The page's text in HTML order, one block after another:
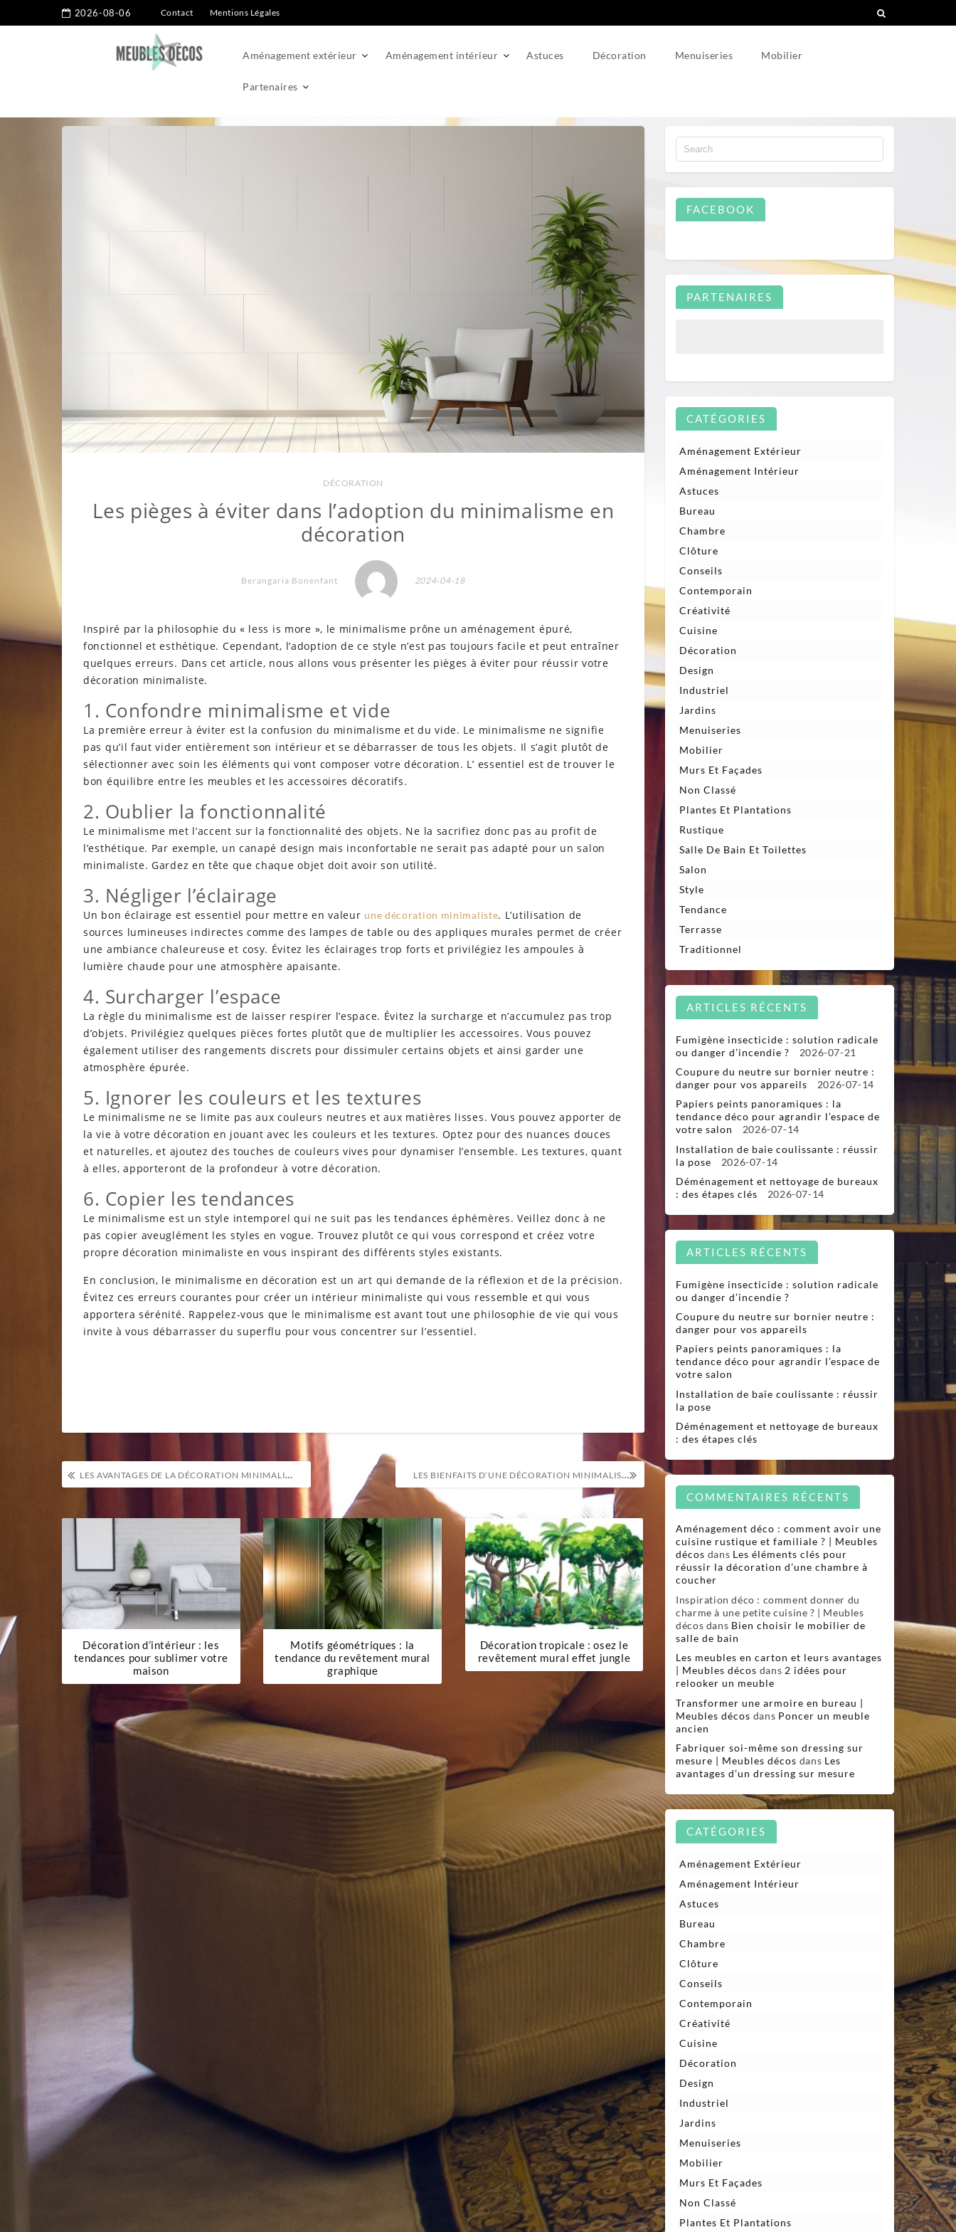
2026-08-06 Contact Mentions Légales
Aménagement extérieur Aménagement intérieur Astuces Décoration Menuiseries Mobilier
Partenaires
DÉCORATION
Les pièges à éviter dans l’adoption du minimalisme en
décoration
Berangaria Bonenfant 2024-04-18
Inspiré par la philosophie du « less is more », le minimalisme prône un aménagement épuré,
fonctionnel et esthétique. Cependant, l’adoption de ce style n’est pas toujours facile et peut entraîner
quelques erreurs. Dans cet article, nous allons vous présenter les pièges à éviter pour réussir votre
décoration minimaliste.
1. Confondre minimalisme et vide
La première erreur à éviter est la confusion du minimalisme et du vide. Le minimalisme ne signifie
pas qu’il faut vider entièrement son intérieur et se débarrasser de tous les objets. Il s’agit plutôt de
sélectionner avec soin les éléments qui vont composer votre décoration. L’ essentiel est de trouver le
bon équilibre entre les meubles et les accessoires décoratifs.
2. Oublier la fonctionnalité
Le minimalisme met l’accent sur la fonctionnalité des objets. Ne la sacrifiez donc pas au profit de
l’esthétique. Par exemple, un canapé design mais inconfortable ne serait pas adapté pour un salon
minimaliste. Gardez en tête que chaque objet doit avoir son utilité.
3. Négliger l’éclairage
Un bon éclairage est essentiel pour mettre en valeur une décoration minimaliste. L’utilisation de
sources lumineuses indirectes comme des lampes de table ou des appliques murales permet de créer
une ambiance chaleureuse et cosy. Évitez les éclairages trop forts et privilégiez les ampoules à
lumière chaude pour une atmosphère apaisante.
4. Surcharger l’espace
La règle du minimalisme est de laisser respirer l’espace. Évitez la surcharge et n’accumulez pas trop
d’objets. Privilégiez quelques pièces fortes plutôt que de multiplier les accessoires. Vous pouvez
également utiliser des rangements discrets pour dissimuler certains objets et ainsi garder une
atmosphère épurée.
5. Ignorer les couleurs et les textures
Le minimalisme ne se limite pas aux couleurs neutres et aux matières lisses. Vous pouvez apporter de
la vie à votre décoration en jouant avec les couleurs et les textures. Optez pour des nuances douces
et naturelles, et ajoutez des touches de couleurs vives pour dynamiser l’ensemble. Les textures, quant
à elles, apporteront de la profondeur à votre décoration.
6. Copier les tendances
Le minimalisme est un style intemporel qui ne suit pas les tendances éphémères. Veillez donc à ne
pas copier aveuglément les styles en vogue. Trouvez plutôt ce qui vous correspond et créez votre
propre décoration minimaliste en vous inspirant des différents styles existants.
En conclusion, le minimalisme en décoration est un art qui demande de la réflexion et de la précision.
Évitez ces erreurs courantes pour créer un intérieur minimaliste qui vous ressemble et qui vous
apportera sérénité. Rappelez-vous que le minimalisme est avant tout une philosophie de vie qui vous
invite à vous débarrasser du superflu pour vous concentrer sur l’essentiel.
Navigation
de
l’article
LES AVANTAGES DE LA DÉCORATION MINIMALISTE POUR UN INTÉRIEUR APAISANT ET FONCTIONNEL LES BIENFAITS D’UNE DÉCORATION MINIMALISTE POUR VOTRE BIEN-ÊTRE
Décoration d’intérieur : les
tendances pour sublimer votre
maison
Motifs géométriques : la
tendance du revêtement mural
graphique
Décoration tropicale : osez le
revêtement mural effet jungle
FACEBOOK
PARTENAIRES
CATÉGORIES
Aménagement Extérieur
Aménagement Intérieur
Astuces
Bureau
Chambre
Clôture
Conseils
Contemporain
Créativité
Cuisine
Décoration
Design
Industriel
Jardins
Menuiseries
Mobilier
Murs Et Façades
Non Classé
Plantes Et Plantations
Rustique
Salle De Bain Et Toilettes
Salon
Style
Tendance
Terrasse
Traditionnel
ARTICLES RÉCENTS
Fumigène insecticide : solution radicale
ou danger d’incendie ?
2026-07-21
Coupure du neutre sur bornier neutre :
danger pour vos appareils
2026-07-14
Papiers peints panoramiques : la
tendance déco pour agrandir l’espace de
votre salon
2026-07-14
Installation de baie coulissante : réussir
la pose
2026-07-14
Déménagement et nettoyage de bureaux
: des étapes clés
2026-07-14
ARTICLES RÉCENTS
Fumigène insecticide : solution radicale
ou danger d’incendie ?
Coupure du neutre sur bornier neutre :
danger pour vos appareils
Papiers peints panoramiques : la
tendance déco pour agrandir l’espace de
votre salon
Installation de baie coulissante : réussir
la pose
Déménagement et nettoyage de bureaux
: des étapes clés
COMMENTAIRES RÉCENTS
Aménagement déco : comment avoir une
cuisine rustique et familiale ? | Meubles
décos dans Les éléments clés pour
réussir la décoration d’une chambre à
coucher
Inspiration déco : comment donner du
charme à une petite cuisine ? | Meubles
décos dans Bien choisir le mobilier de
salle de bain
Les meubles en carton et leurs avantages
| Meubles décos dans 2 idées pour
relooker un meuble
Transformer une armoire en bureau |
Meubles décos dans Poncer un meuble
ancien
Fabriquer soi-même son dressing sur
mesure | Meubles décos dans Les
avantages d’un dressing sur mesure
CATÉGORIES
Aménagement Extérieur
Aménagement Intérieur
Astuces
Bureau
Chambre
Clôture
Conseils
Contemporain
Créativité
Cuisine
Décoration
Design
Industriel
Jardins
Menuiseries
Mobilier
Murs Et Façades
Non Classé
Plantes Et Plantations